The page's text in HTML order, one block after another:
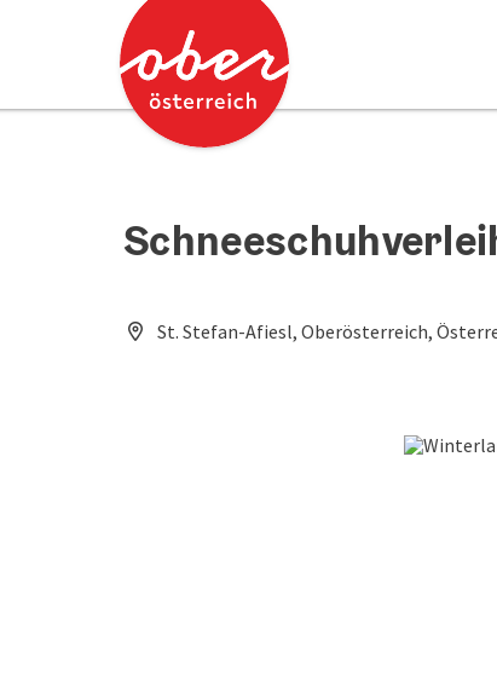
Zum Inhalt
Zum Seitenanfang Accesskey
St. Stefan-Afiesl, Oberösterreich,